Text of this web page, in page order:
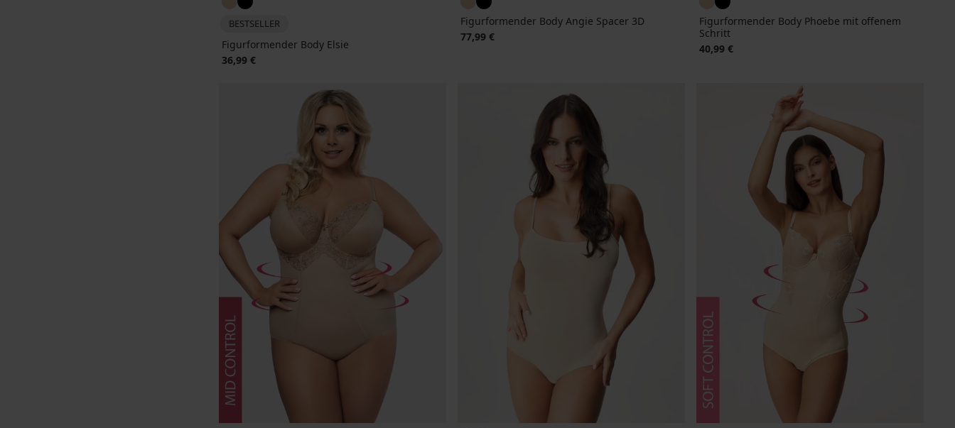
BESTSELLER
Figurformender Body Elsie
36,99 €
Figurformender Body Angie Spacer 3D
77,99 €
Figurformender Body Phoebe mit offenem
Schritt
40,99 €